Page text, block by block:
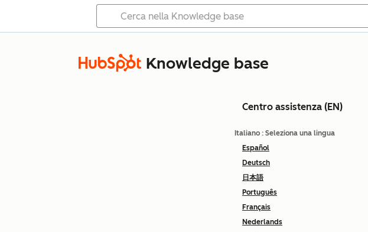
Knowledge base
Centro assistenza (EN)
Italiano : Seleziona una lingua
Español
Deutsch
日本語
Português
Français
Nederlands